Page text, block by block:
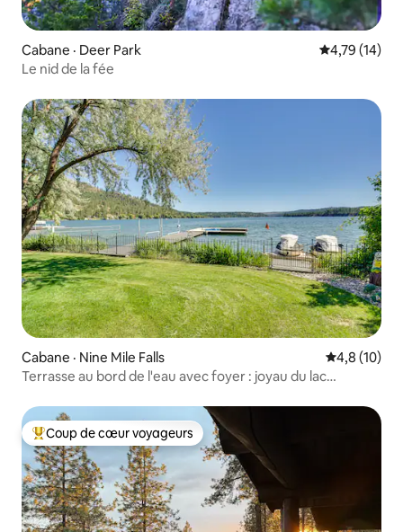
Cabane · Deer Park Note
4,79 (14)
Le nid de la fée
Cabane · Nine Mile Falls Note
4,8 (10)
Terrasse au bord de l'eau avec foyer : joyau du lac
Coup de cœur voyageurs parmi les plus aimés
Coup de cœur voyageurs